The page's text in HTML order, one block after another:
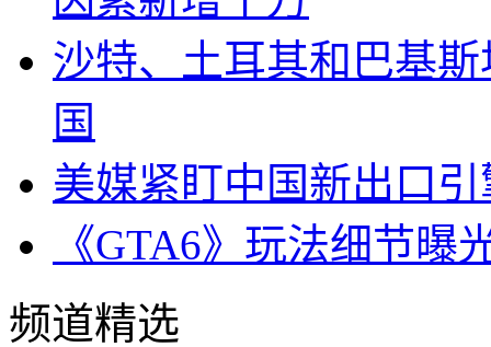
沙特、土耳其和巴基
国
美媒紧盯中国新出口
《GTA6》玩法细节
频道精选